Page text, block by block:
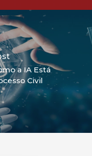
a IA Está
Civil